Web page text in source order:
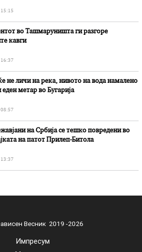
во Ташмаруништa ги разгоре
кавги
не личи на река, нивото на вода намалено
еден метар во Бугарија
на Србија се тешко повредени во
на патот Прилеп-Битола
Весник 2019 -2026
Импресум